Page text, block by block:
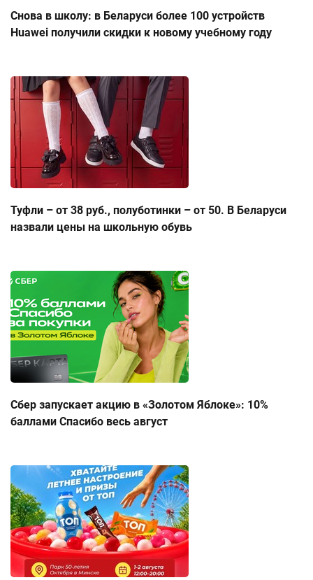
Снова в школу: в Беларуси более 100 устройств
Huawei получили скидки к новому учебному году
Туфли – от 38 руб., полуботинки – от 50. В Беларуси
назвали цены на школьную обувь
Сбер запускает акцию в «Золотом Яблоке»: 10%
баллами Спасибо весь август